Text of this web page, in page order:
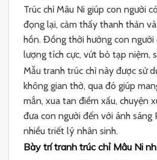
Trúc chỉ Mâu Ni giúp con người
đọng lại, cảm thấy thanh thản
hồn. Đồng thời hướng con
lượng tích cực, vứt bỏ tạp niệm,
Mẫu tranh trúc chỉ này được sử
không gian thờ, qua đó giúp
mắn, xua tan điềm xấu, chuyện
đưa con người đến với ánh sáng
nhiều triết lý nhân sinh.
Bày trí tranh trúc chỉ Mâu Ni